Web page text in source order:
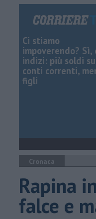
Ci stiamo
impoverendo? Sì,
indizi: più soldi
conti correnti,
figli
Cronaca
Rapina
falce e